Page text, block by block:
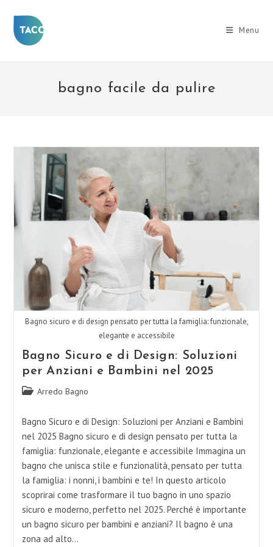
contenuto
Menu
bagno facile da pulire
Bagno sicuro e di design pensato per tutta la famiglia: funzionale,
elegante e accessibile
Bagno Sicuro e di Design: Soluzioni
per Anziani e Bambini nel 2025
Categoria
Arredo Bagno
Bagno Sicuro e di Design: Soluzioni per Anziani e Bambini
nel 2025 Bagno sicuro e di design pensato per tutta la
famiglia: funzionale, elegante e accessibile Immagina un
bagno che unisca stile e funzionalità, pensato per tutta
la famiglia: i nonni, i bambini e te! In questo articolo
scoprirai come trasformare il tuo bagno in uno spazio
sicuro e moderno, perfetto nel 2025. Perché è importante
un bagno sicuro per bambini e anziani? Il bagno è una
zona ad alto…